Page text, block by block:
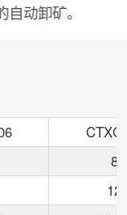
动卸矿。